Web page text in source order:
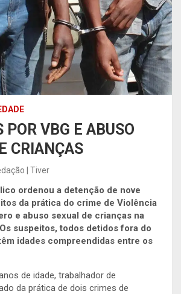
POR VBG E ABUSO
CRIANÇAS
| Tiver
ordenou a detenção de nove
da prática do crime de Violência
e abuso sexual de crianças na
suspeitos, todos detidos fora do
idades compreendidas entre os
de idade, trabalhador de
da prática de dois crimes de